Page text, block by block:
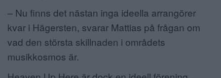
– Nu finns det nästan inga ideella arrangörer
kvar i Hägersten, svarar Mattias på frågan om
vad den största skillnaden i områdets
musikkosmos är.